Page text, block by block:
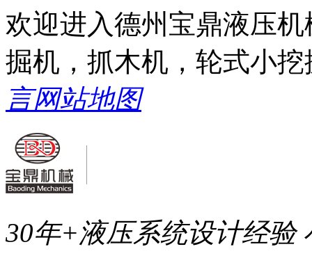
欢迎进入德州宝鼎液压
掘机，抓木机，轮式小
言网站地图
30年+液压系统设计经验